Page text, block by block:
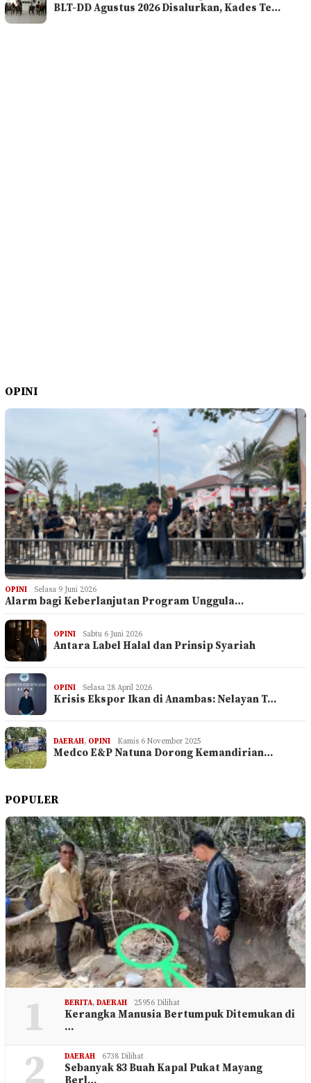
BLT-DD Agustus 2026 Disalurkan, Kades Te…
OPINI
OPINI Selasa 9 Juni 2026
Alarm bagi Keberlanjutan Program Unggula…
OPINI Sabtu 6 Juni 2026
Antara Label Halal dan Prinsip Syariah
OPINI Selasa 28 April 2026
Krisis Ekspor Ikan di Anambas: Nelayan T…
DAERAH, OPINI Kamis 6 November 2025
Medco E&P Natuna Dorong Kemandirian…
POPULER
1 BERITA, DAERAH 25956 Dilihat
Kerangka Manusia Bertumpuk Ditemukan di
…
2 DAERAH 6738 Dilihat
Sebanyak 83 Buah Kapal Pukat Mayang